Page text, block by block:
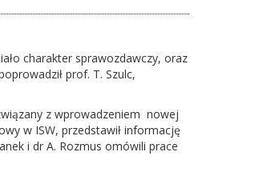
charakter sprawozdawczy, oraz
prof. T. Szulc,
z wprowadzeniem nowej
w ISW, przedstawił informację
i dr A. Rozmus omówili prace